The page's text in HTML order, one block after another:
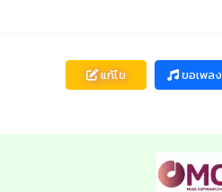
แก้ไข ขอเพลง